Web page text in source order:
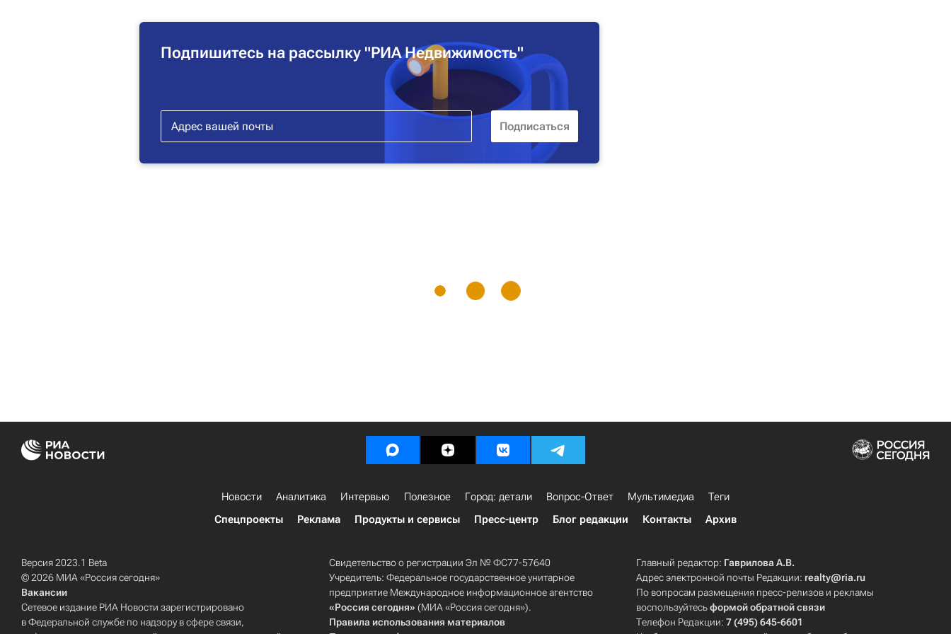
Подпишитесь на рассылку "РИА Недвижимость"
Новости Аналитика Интервью Полезное Город: детали Вопрос-Ответ Мультимедиа
Теги
Спецпроекты
Реклама Продукты и сервисы Пресс-центр Блог редакции Контакты Архив
Версия 2023.1 Beta
© 2026 МИА «Россия сегодня»
Вакансии
Сетевое издание РИА Новости зарегистрировано
в Федеральной службе по надзору в сфере связи,
Свидетельство о регистрации Эл № ФС77-57640
Учредитель: Федеральное государственное унитарное
предприятие Международное информационное агентство
«Россия сегодня» (МИА «Россия сегодня»).
Правила использования материалов
Главный редактор: Гаврилова А.В.
Адрес электронной почты Редакции: realty@ria.ru
По вопросам размещения пресс-релизов и рекламы
воспользуйтесьформой обратной связи
Телефон Редакции:7 (495) 645-6601